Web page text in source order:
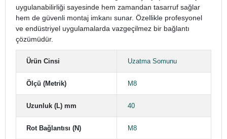
uygulanabilirliği sayesinde hem zamandan tasarruf sağlar
hem de güvenli montaj imkanı sunar. Özellikle profesyonel
ve endüstriyel uygulamalarda vazgeçilmez bir bağlantı
çözümüdür.
Ürün Cinsi Uzatma Somunu
Ölçü (Metrik) M8
Uzunluk (L) mm 40
Rot Bağlantısı (N) M8